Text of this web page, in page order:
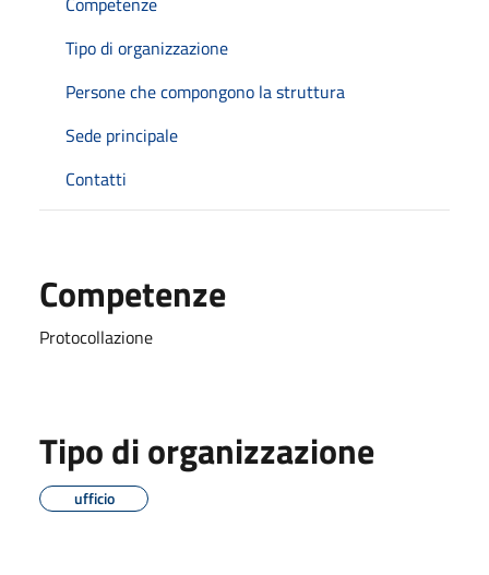
Tipo di organizzazione
Persone che compongono la struttura
Sede principale
Contatti
Competenze
Protocollazione
Tipo di organizzazione
ufficio